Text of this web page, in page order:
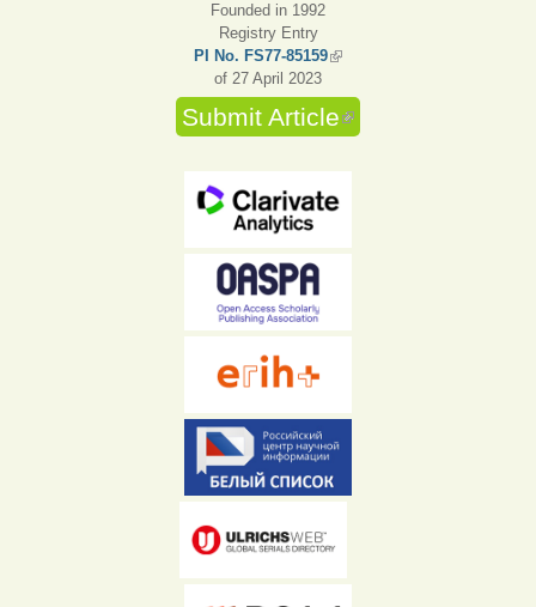
Founded in 1992
Registry Entry
PI No. FS77-85159(link is external)
of 27 April 2023
Submit Article(link is external)